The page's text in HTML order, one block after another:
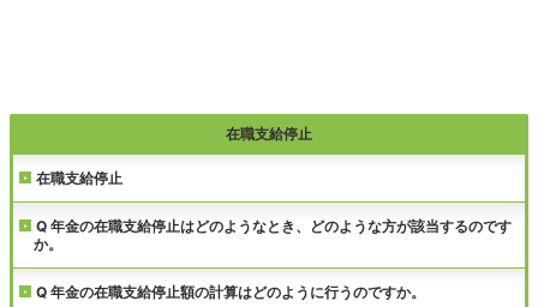
在職支給停止
在職支給停止
Q 年金の在職支給停止はどのようなとき、どのような方が該当するのです
か。
Q 年金の在職支給停止額の計算はどのように行うのですか。